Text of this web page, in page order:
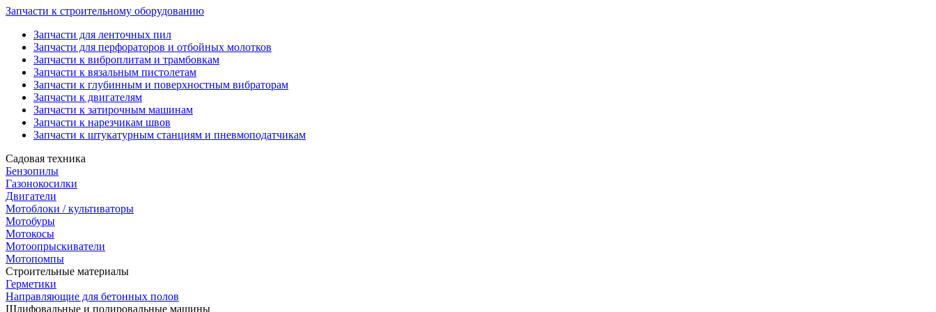
Запчасти к строительному оборудованию
Запчасти для ленточных пил
Запчасти для перфораторов и отбойных молотков
Запчасти к виброплитам и трамбовкам
Запчасти к вязальным пистолетам
Запчасти к глубинным и поверхностным вибраторам
Запчасти к двигателям
Запчасти к затирочным машинам
Запчасти к нарезчикам швов
Запчасти к штукатурным станциям и пневмоподатчикам
Садовая техника
Бензопилы
Газонокосилки
Двигатели
Мотоблоки / культиваторы
Мотобуры
Мотокосы
Мотоопрыскиватели
Мотопомпы
Строительные материалы
Герметики
Направляющие для бетонных полов
Шлифовальные и полировальные машины